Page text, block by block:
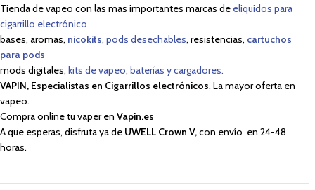
Tienda de vapeo con las mas importantes marcas de eliquidos para
cigarrillo electrónico
bases, aromas, nicokits, pods desechables, resistencias, cartuchos
para pods
mods digitales, kits de vapeo, baterías y cargadores.
VAPIN, Especialistas en Cigarrillos electrónicos. La mayor oferta en
vapeo.
Compra online tu vaper en Vapin.es
A que esperas, disfruta ya de UWELL Crown V,con envío en 24-48
horas.